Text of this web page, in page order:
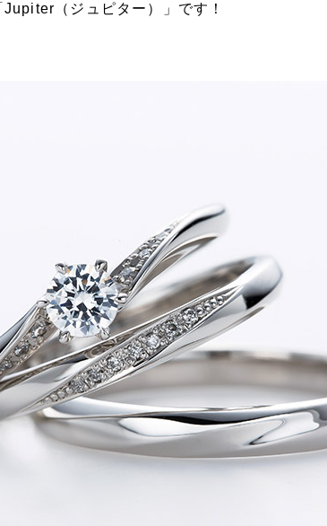
（ジュピター）」です！